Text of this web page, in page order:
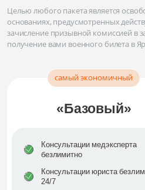
Целью любого пакета является
основаниях, предусмотренных
зачисление призывной комиссией в
получение вами военного билета в
самый экономичный
«Базовый»
Консультации медэксперта
безлимитно
Консультации юриста
24/7